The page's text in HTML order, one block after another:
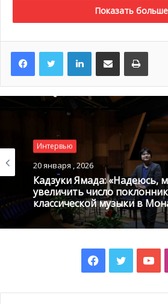
Показать больше
LinkedInПоделиться по электронной почте
Интервью
20 января , 2026
Кадзуки Ямада: «Надеюсь,
увеличить число
классической музыки в
Facebook
Twitter